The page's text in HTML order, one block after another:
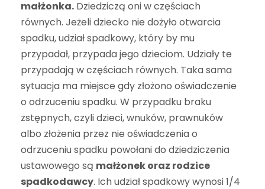
małżonka. Dziedziczą oni w częściach
równych. Jeżeli dziecko nie dożyło otwarcia
spadku, udział spadkowy, który by mu
przypadał, przypada jego dzieciom. Udziały te
przypadają w częściach równych. Taka sama
sytuacja ma miejsce gdy złożono oświadczenie
o odrzuceniu spadku. W przypadku braku
zstępnych, czyli dzieci, wnuków, prawnuków
albo złożenia przez nie oświadczenia o
odrzuceniu spadku powołani do dziedziczenia
ustawowego są małżonek oraz rodzice
spadkodawcy. Ich udział spadkowy wynosi 1/4